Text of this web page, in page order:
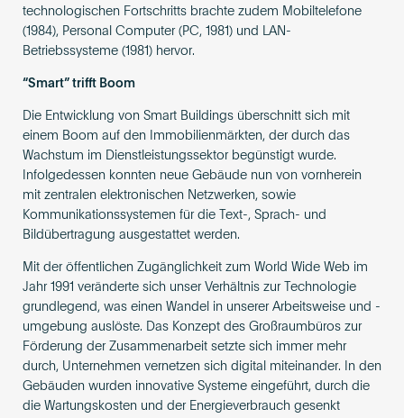
technologischen Fortschritts brachte zudem Mobiltelefone
(1984), Personal Computer (PC, 1981) und LAN-
Betriebssysteme (1981) hervor.
“Smart” trifft Boom
Die Entwicklung von Smart Buildings überschnitt sich mit
einem Boom auf den Immobilienmärkten, der durch das
Wachstum im Dienstleistungssektor begünstigt wurde.
Infolgedessen konnten neue Gebäude nun von vornherein
mit zentralen elektronischen Netzwerken, sowie
Kommunikationssystemen für die Text-, Sprach- und
Bildübertragung ausgestattet werden.
Mit der öffentlichen Zugänglichkeit zum World Wide Web im
Jahr 1991 veränderte sich unser Verhältnis zur Technologie
grundlegend, was einen Wandel in unserer Arbeitsweise und -
umgebung auslöste. Das Konzept des Großraumbüros zur
Förderung der Zusammenarbeit setzte sich immer mehr
durch, Unternehmen vernetzen sich digital miteinander. In den
Gebäuden wurden innovative Systeme eingeführt, durch die
die Wartungskosten und der Energieverbrauch gesenkt